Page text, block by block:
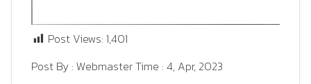
Post Views: 1,401
Post By : WebmasterTime : 4, Apr, 2023